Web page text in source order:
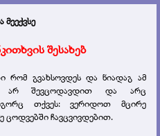
მეექვსე
შესახებ
რომ გვახსოვდეს და ნიადაგ ამ
არ შევცოდავდით და არც
თქვეს: ვერიდოთ მცირე
ცოდვებში ჩავცვივდებით.